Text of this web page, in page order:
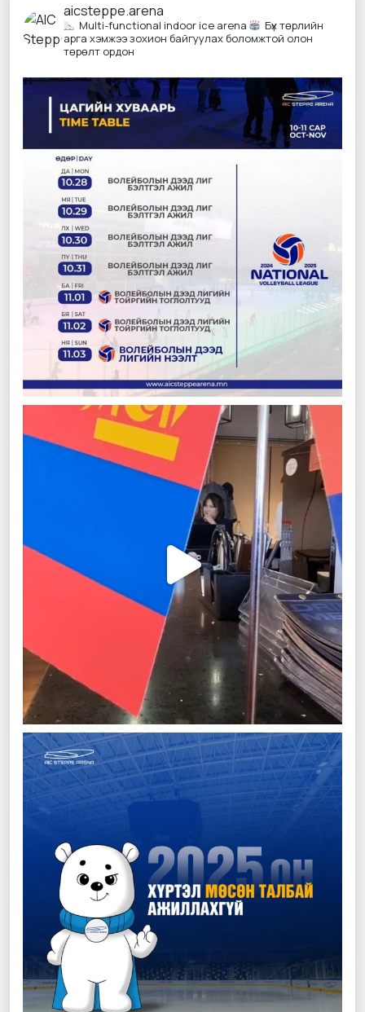
aicsteppe.arena
Multi-functional indoor ice arena
Бүх төрлийн
арга хэмжээ зохион байгуулах боломжтой олон
төрөлт ордон